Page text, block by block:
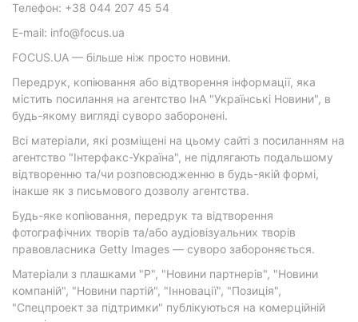
Телефон: +38 044 207 45 54
E-mail: info@focus.ua
FOCUS.UA — більше ніж просто новини.
Передрук, копіювання або відтворення інформації, яка
містить посилання на агентство ІнА "Українські Новини", в
будь-якому вигляді суворо заборонені.
Всі матеріали, які розміщені на цьому сайті з посиланням на
агентство "Інтерфакс-Україна", не підлягають подальшому
відтворенню та/чи розповсюдженню в будь-якій формі,
інакше як з письмового дозволу агентства.
Будь-яке копіювання, передрук та відтворення
фотографічних творів та/або аудіовізуальних творів
правовласника Getty Images — суворо забороняється.
Матеріали з плашками "Р", "Новини партнерів", "Новини
компаній", "Новини партій", "Інновації", "Позиція",
"Спецпроект за підтримки" публікуються на комерційній